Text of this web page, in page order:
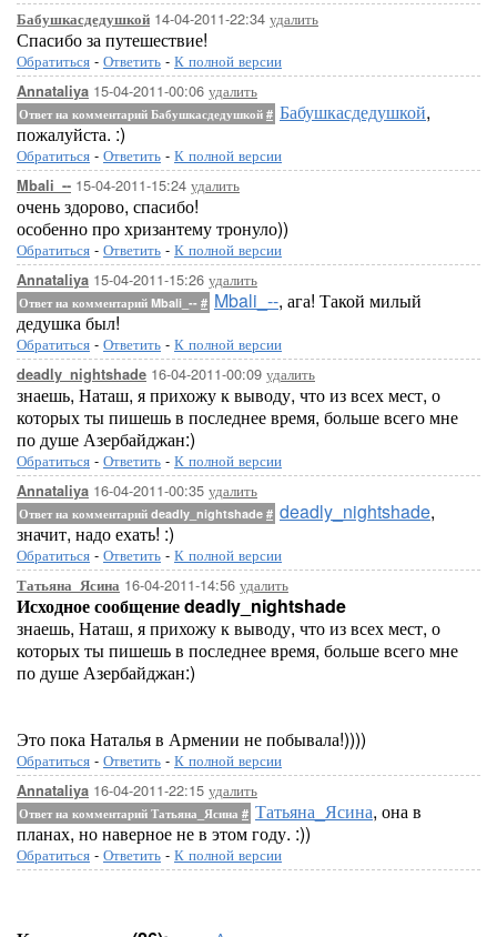
Бабушкасдедушкой 14-04-2011-22:34 удалить
Спасибо за путешествие!
Обратиться - Ответить - К полной версии
Annataliya 15-04-2011-00:06 удалить
Ответ на комментарий Бабушкасдедушкой # Бабушкасдедушкой,
пожалуйста. :)
Обратиться - Ответить - К полной версии
Mbali_-- 15-04-2011-15:24 удалить
очень здорово, спасибо!
особенно про хризантему тронуло))
Обратиться - Ответить - К полной версии
Annataliya 15-04-2011-15:26 удалить
Ответ на комментарий Mbali_-- # Mbali_--, ага! Такой милый
дедушка был!
Обратиться - Ответить - К полной версии
deadly_nightshade 16-04-2011-00:09 удалить
знаешь, Наташ, я прихожу к выводу, что из всех мест, о
которых ты пишешь в последнее время, больше всего мне
по душе Азербайджан:)
Обратиться - Ответить - К полной версии
Annataliya 16-04-2011-00:35 удалить
Ответ на комментарий deadly_nightshade # deadly_nightshade,
значит, надо ехать! :)
Обратиться - Ответить - К полной версии
Татьяна_Ясина 16-04-2011-14:56 удалить
Исходное сообщение deadly_nightshade
знаешь, Наташ, я прихожу к выводу, что из всех мест, о
которых ты пишешь в последнее время, больше всего мне
по душе Азербайджан:)
Это пока Наталья в Армении не побывала!))))
Обратиться - Ответить - К полной версии
Annataliya 16-04-2011-22:15 удалить
Ответ на комментарий Татьяна_Ясина # Татьяна_Ясина, она в
планах, но наверное не в этом году. :))
Обратиться - Ответить - К полной версии